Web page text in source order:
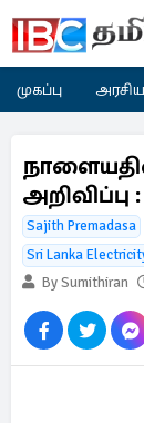
முகப்பு
அறிவிப்பு
Sajith Premadasa
Sri Lanka
By Sumithiran